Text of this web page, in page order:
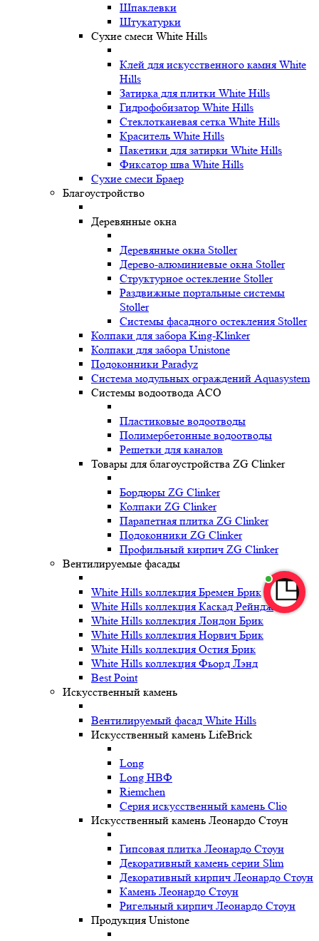
Шпаклевки
Штукатурки
Сухие смеси White Hills
Клей для искусственного камня White
Hills
Затирка для плитки White Hills
Гидрофобизатор White Hills
Стеклотканевая сетка White Hills
Краситель White Hills
Пакетики для затирки White Hills
Фиксатор шва White Hills
Сухие смеси Браер
Благоустройство
Деревянные окна
Деревянные окна Stoller
Дерево-алюминиевые окна Stoller
Структурное остекление Stoller
Раздвижные портальные системы
Stoller
Системы фасадного остекления Stoller
Колпаки для забора King-Klinker
Колпаки для забора Unistone
Подоконники Paradyz
Система модульных ограждений Aquasystem
Системы водоотвода ACO
Пластиковые водоотводы
Полимербетонные водоотводы
Решетки для каналов
Товары для благоустройства ZG Clinker
Бордюры ZG Clinker
Колпаки ZG Clinker
Парапетная плитка ZG Clinker
Подоконники ZG Clinker
Профильный кирпич ZG Clinker
Вентилируемые фасады
White Hills коллекция Бремен Брик
White Hills коллекция Каскад Рейндж
White Hills коллекция Лондон Брик
White Hills коллекция Норвич Брик
White Hills коллекция Остия Брик
White Hills коллекция Фьорд Лэнд
Best Point
Искусственный камень
Вентилируемый фасад White Hills
Искусственный камень LifeBrick
Long
Long НВФ
Riemchen
Серия искусственный камень Clio
Искусственный камень Леонардо Стоун
Гипсовая плитка Леонардо Стоун
Декоративный камень серии Slim
Декоративный кирпич Леонардо Стоун
Камень Леонардо Стоун
Ригельный кирпич Леонардо Стоун
Продукция Unistone